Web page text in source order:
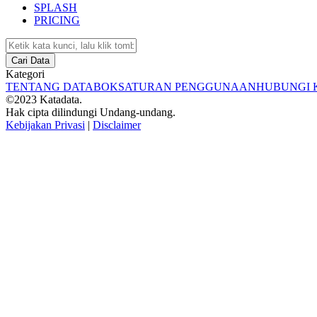
SPLASH
PRICING
Cari Data
Kategori
TENTANG DATABOKSATURAN PENGGUNAANHUBUNGI
©2023 Katadata.
Hak cipta dilindungi Undang-undang.
Kebijakan Privasi | Disclaimer